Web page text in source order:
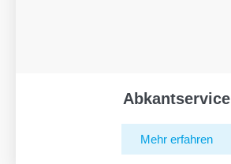
Abkantservice
Mehr erfahren